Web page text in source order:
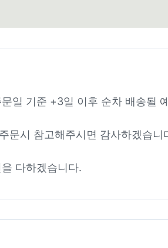
일 기준 +3일 이후 순차 배송될
문시 참고해주시면 감사하겠습니
다하겠습니다.